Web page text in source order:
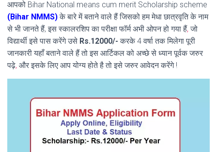
आपको Bihar National means cum merit Scholarship scheme
(Bihar NMMS)के बारे में बताने वाले हैं जिसको हम मेधा छात्रवृति के नाम
से भी जानते हैं, इस स्कालरशिप का परीक्षा फॉर्म अभी ओपन हो गया हैं, जो
विद्यार्थी इसे पास करेंगे उसे Rs.12000/- करके 4 वर्षा तक मिलेगा पूरी
जानकारी यहाँ बताने वाले हैं तो इस आर्टिकल को अच्छे से ध्यान पूर्वक जरुर
पढ़े, और इसके लिए आप योग्य होते है तो इसे जरुर आवेदन करेंगे !